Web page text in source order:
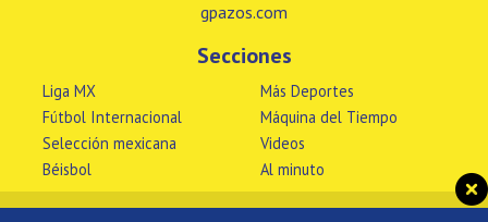
gpazos.com
Secciones
Liga MX
Fútbol Internacional
Selección mexicana
Béisbol
Más Deportes
Máquina del Tiempo
Videos
Al minuto